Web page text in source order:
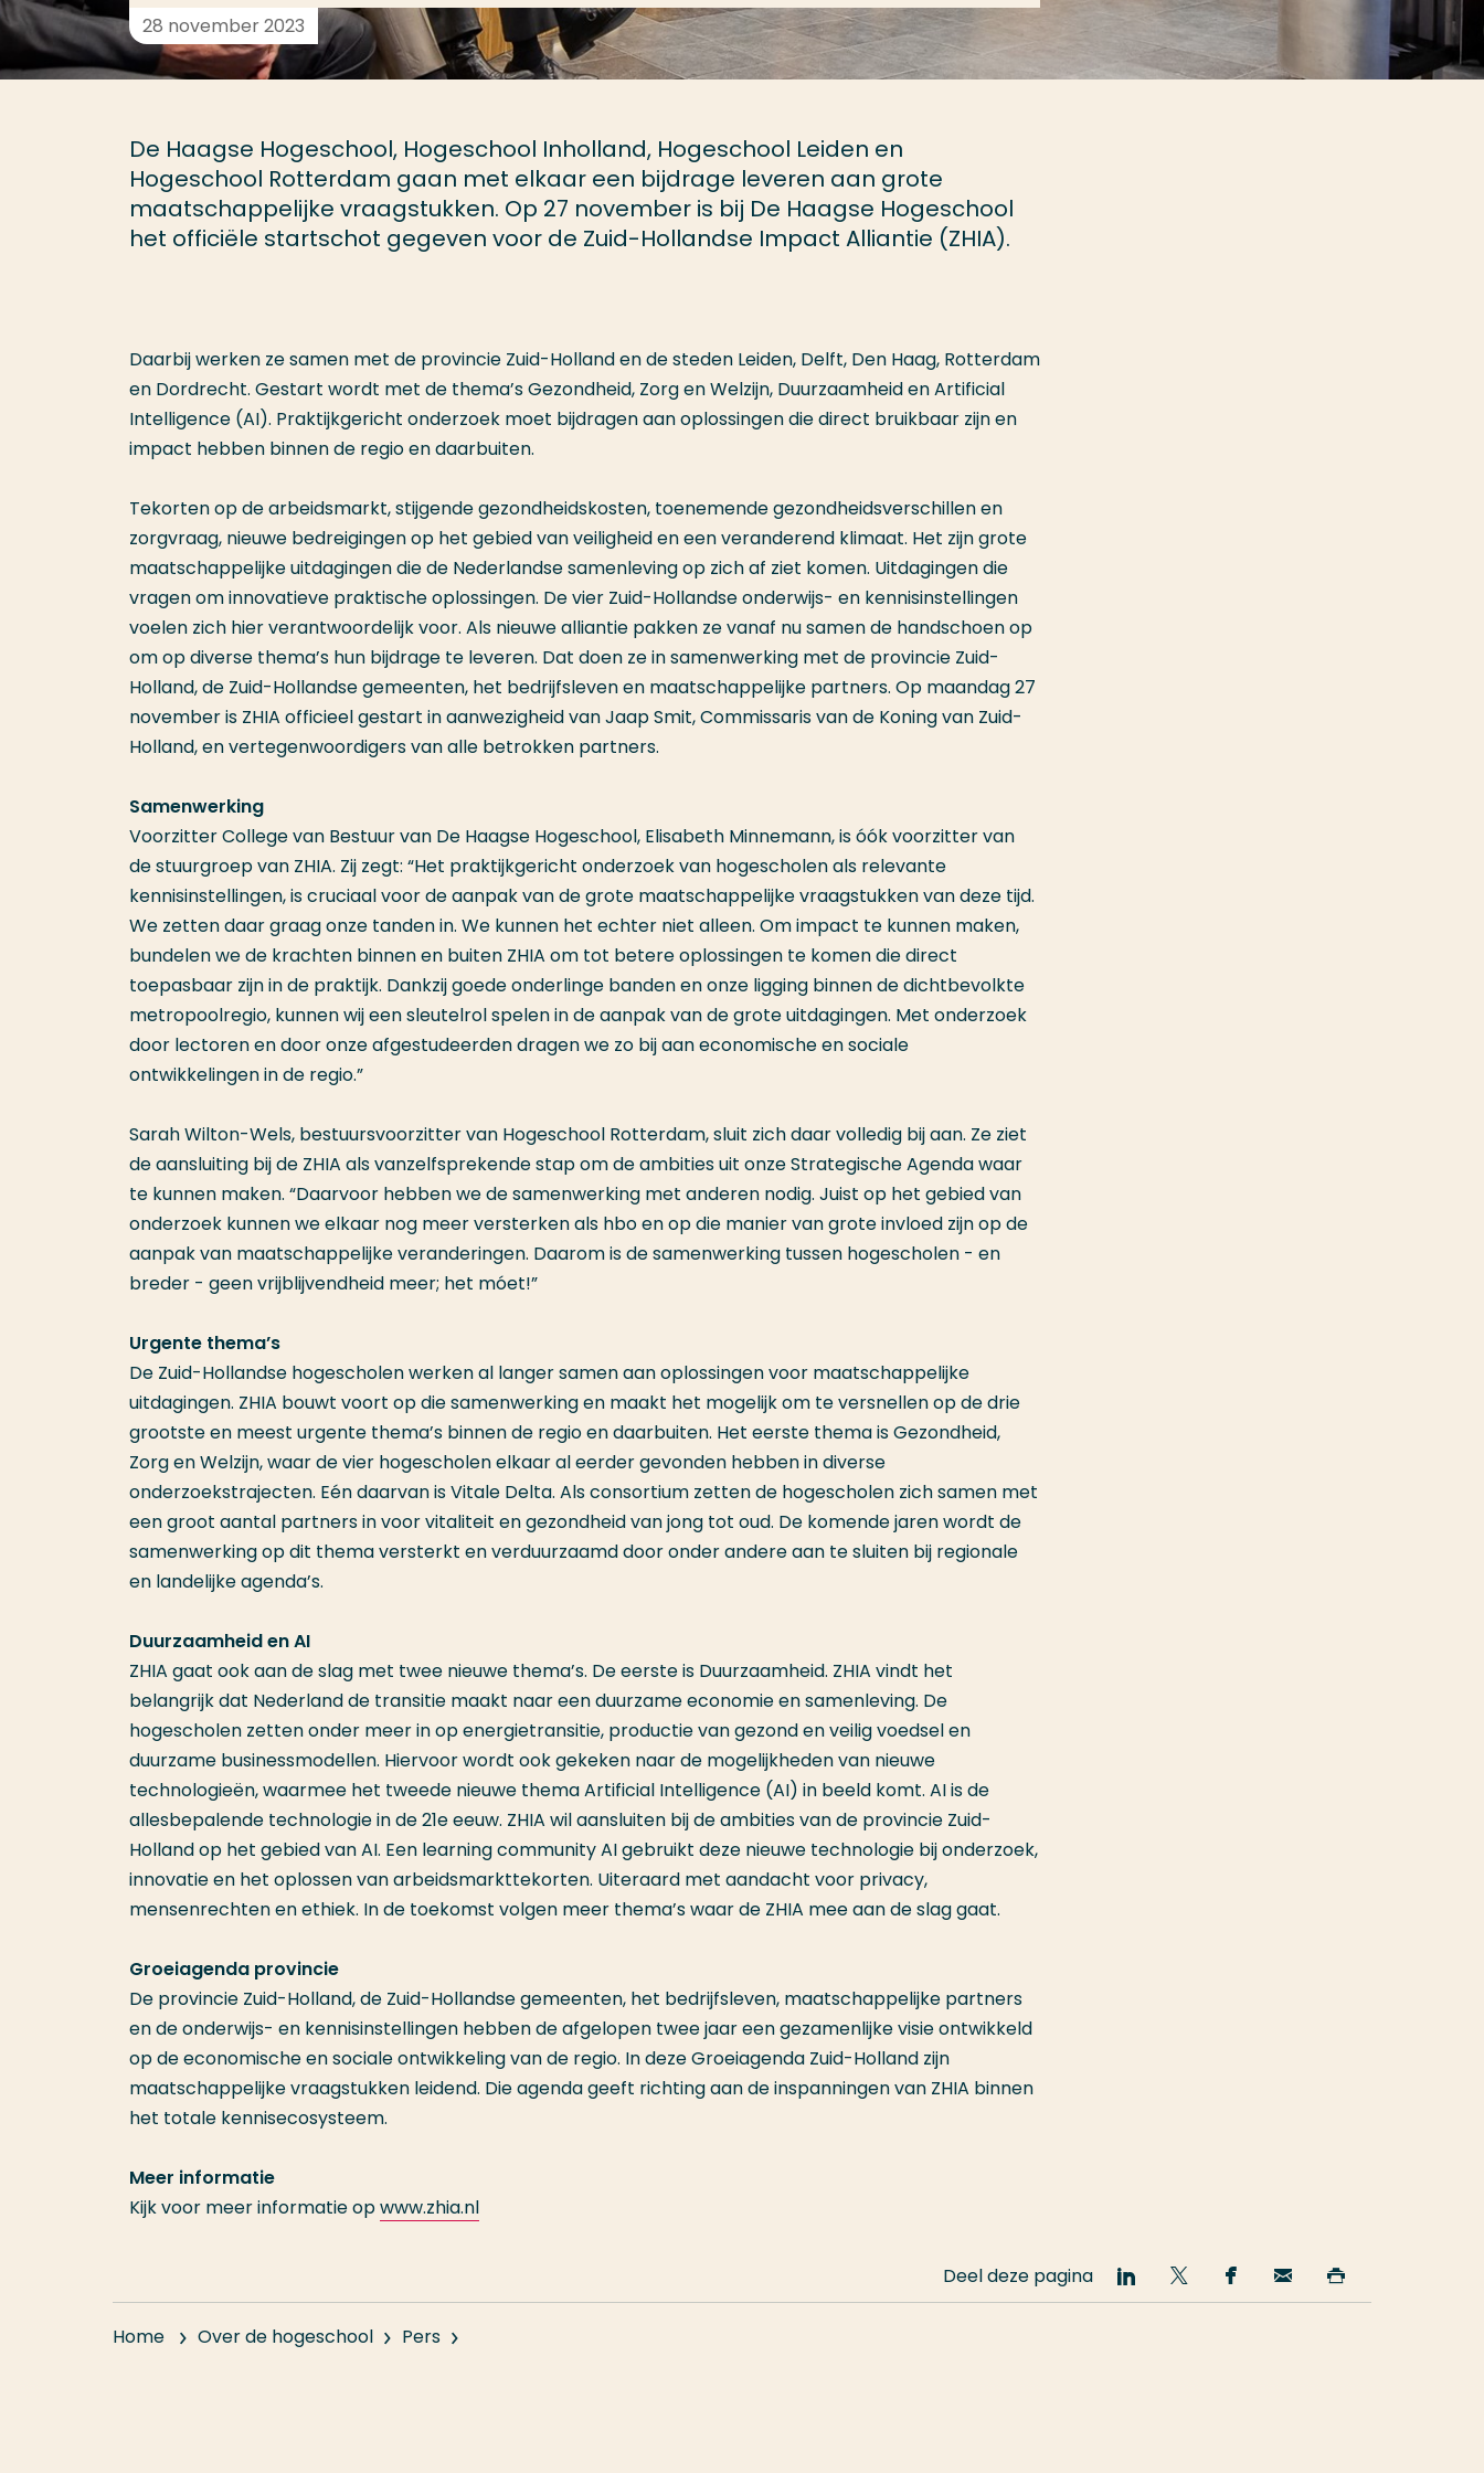
28 november 2023
De Haagse Hogeschool, Hogeschool Inholland, Hogeschool Leiden en
Hogeschool Rotterdam gaan met elkaar een bijdrage leveren aan grote
maatschappelijke vraagstukken. Op 27 november is bij De Haagse Hogeschool
het officiële startschot gegeven voor de Zuid-Hollandse Impact Alliantie (ZHIA).
Daarbij werken ze samen met de provincie Zuid-Holland en de steden Leiden, Delft, Den Haag, Rotterdam
en Dordrecht. Gestart wordt met de thema’s Gezondheid, Zorg en Welzijn, Duurzaamheid en Artificial
Intelligence (AI). Praktijkgericht onderzoek moet bijdragen aan oplossingen die direct bruikbaar zijn en
impact hebben binnen de regio en daarbuiten.
Tekorten op de arbeidsmarkt, stijgende gezondheidskosten, toenemende gezondheidsverschillen en
zorgvraag, nieuwe bedreigingen op het gebied van veiligheid en een veranderend klimaat. Het zijn grote
maatschappelijke uitdagingen die de Nederlandse samenleving op zich af ziet komen. Uitdagingen die
vragen om innovatieve praktische oplossingen. De vier Zuid-Hollandse onderwijs- en kennisinstellingen
voelen zich hier verantwoordelijk voor. Als nieuwe alliantie pakken ze vanaf nu samen de handschoen op
om op diverse thema’s hun bijdrage te leveren. Dat doen ze in samenwerking met de provincie Zuid-
Holland, de Zuid-Hollandse gemeenten, het bedrijfsleven en maatschappelijke partners. Op maandag 27
november is ZHIA officieel gestart in aanwezigheid van Jaap Smit, Commissaris van de Koning van Zuid-
Holland, en vertegenwoordigers van alle betrokken partners.
Samenwerking
Voorzitter College van Bestuur van De Haagse Hogeschool, Elisabeth Minnemann, is óók voorzitter van
de stuurgroep van ZHIA. Zij zegt: “Het praktijkgericht onderzoek van hogescholen als relevante
kennisinstellingen, is cruciaal voor de aanpak van de grote maatschappelijke vraagstukken van deze tijd.
We zetten daar graag onze tanden in. We kunnen het echter niet alleen. Om impact te kunnen maken,
bundelen we de krachten binnen en buiten ZHIA om tot betere oplossingen te komen die direct
toepasbaar zijn in de praktijk. Dankzij goede onderlinge banden en onze ligging binnen de dichtbevolkte
metropoolregio, kunnen wij een sleutelrol spelen in de aanpak van de grote uitdagingen. Met onderzoek
door lectoren en door onze afgestudeerden dragen we zo bij aan economische en sociale
ontwikkelingen in de regio.”
Sarah Wilton-Wels, bestuursvoorzitter van Hogeschool Rotterdam, sluit zich daar volledig bij aan. Ze ziet
de aansluiting bij de ZHIA als vanzelfsprekende stap om de ambities uit onze Strategische Agenda waar
te kunnen maken. “Daarvoor hebben we de samenwerking met anderen nodig. Juist op het gebied van
onderzoek kunnen we elkaar nog meer versterken als hbo en op die manier van grote invloed zijn op de
aanpak van maatschappelijke veranderingen. Daarom is de samenwerking tussen hogescholen - en
breder - geen vrijblijvendheid meer; het móet!”
Urgente thema’s
De Zuid-Hollandse hogescholen werken al langer samen aan oplossingen voor maatschappelijke
uitdagingen. ZHIA bouwt voort op die samenwerking en maakt het mogelijk om te versnellen op de drie
grootste en meest urgente thema’s binnen de regio en daarbuiten. Het eerste thema is Gezondheid,
Zorg en Welzijn, waar de vier hogescholen elkaar al eerder gevonden hebben in diverse
onderzoekstrajecten. Eén daarvan is Vitale Delta. Als consortium zetten de hogescholen zich samen met
een groot aantal partners in voor vitaliteit en gezondheid van jong tot oud. De komende jaren wordt de
samenwerking op dit thema versterkt en verduurzaamd door onder andere aan te sluiten bij regionale
en landelijke agenda’s.
Duurzaamheid en AI
ZHIA gaat ook aan de slag met twee nieuwe thema’s. De eerste is Duurzaamheid. ZHIA vindt het
belangrijk dat Nederland de transitie maakt naar een duurzame economie en samenleving. De
hogescholen zetten onder meer in op energietransitie, productie van gezond en veilig voedsel en
duurzame businessmodellen. Hiervoor wordt ook gekeken naar de mogelijkheden van nieuwe
technologieën, waarmee het tweede nieuwe thema Artificial Intelligence (AI) in beeld komt. AI is de
allesbepalende technologie in de 21e eeuw. ZHIA wil aansluiten bij de ambities van de provincie Zuid-
Holland op het gebied van AI. Een learning community AI gebruikt deze nieuwe technologie bij onderzoek,
innovatie en het oplossen van arbeidsmarkttekorten. Uiteraard met aandacht voor privacy,
mensenrechten en ethiek. In de toekomst volgen meer thema’s waar de ZHIA mee aan de slag gaat.
Groeiagenda provincie
De provincie Zuid-Holland, de Zuid-Hollandse gemeenten, het bedrijfsleven, maatschappelijke partners
en de onderwijs- en kennisinstellingen hebben de afgelopen twee jaar een gezamenlijke visie ontwikkeld
op de economische en sociale ontwikkeling van de regio. In deze Groeiagenda Zuid-Holland zijn
maatschappelijke vraagstukken leidend. Die agenda geeft richting aan de inspanningen van ZHIA binnen
het totale kennisecosysteem.
Meer informatie
Kijk voor meer informatie opwww.zhia.nl
Home Over de hogeschool Pers
Deel deze pagina
Deel
op
Deel
op
Deel
op
Email
deze deze